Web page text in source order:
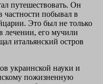
путешествовать. Он
побывал в
Это был не только
лечении, его мучили
итальянский остров
украинской науки и
пожизненную